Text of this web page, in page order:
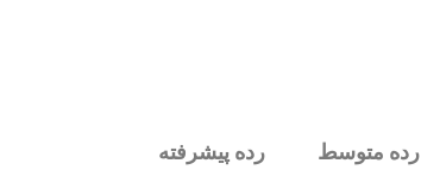
متوسط رده پیشرفته